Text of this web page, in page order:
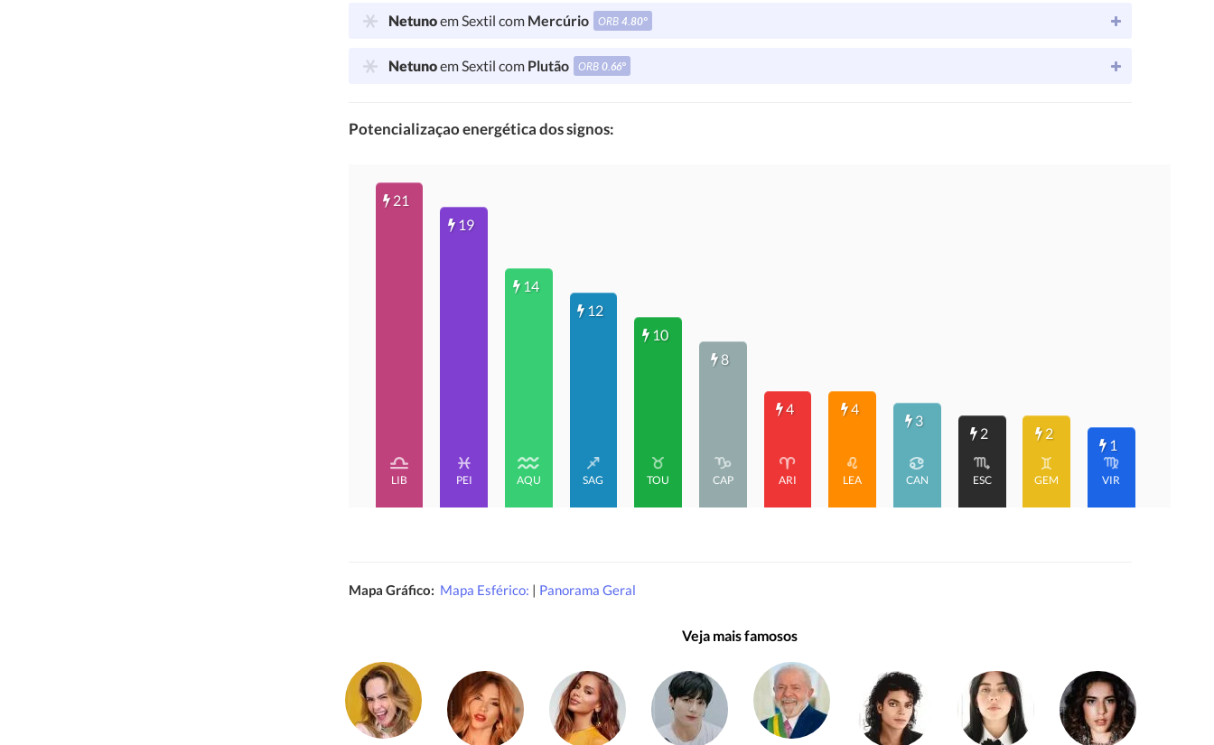
Netunoem Sextil com Mercúrio ORB4.80°
Netunoem Sextil com Plutão ORB0.66°
Potencializaçao energética dos signos:
21
LIB
19
PEI
14
AQU
12
SAG
10
TOU
8
CAP
4
ARI
4
LEA
3
CAN
2
ESC
2
GEM
1
VIR
Mapa Gráfico: Mapa Esférico: | Panorama Geral
Veja mais famosos